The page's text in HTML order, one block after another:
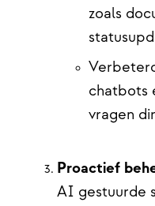
zoals
chatbots
vragen
Proactief
AI gestuurde